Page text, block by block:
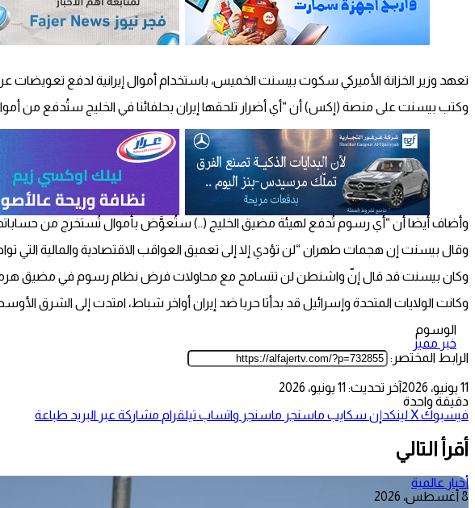
تعهد وزير الخزانة الأميركي سكوت بيسنت الخميس، باستخدام أموال إيرانية لدفع تعويضات
وكتب بيسنت على منصة (إكس) أن “أي أضرار تلحقها إيران بحلفائنا في الخليج ستُدفع من
وأضاف أيضا أن “أي رسوم تُدفع لهيئة مضيق الخليج (..) ستُعوَّض بأموال تُستخرج من
وقال بيسنت إن هجمات طهران “لن تؤدي إلا إلى تعميق العواقب الاقتصادية والمالية التي
وكان بيسنت قد قال إنّ واشنطن لن تتسامح مع محاولات فرض نظام رسوم في مضيق هرمز،
وكانت الولايات المتحدة وإسرائيل قد بدأتا حربا ضد إيران أواخر شباط، امتدت إلى الشرق
الوسوم
خبر مميز
الرابط المختصر:
11 يونيو، 2026
آخر تحديث: 11 يونيو، 2026
دقيقة واحدة
فيسبوك‫Xلينكدإن سكايب ماسنجر ماسنجر واتساب تيلقرام مشاركة عبر البريد طباعة
أقرأ التالي
أخبار عالمية
8 أغسطس، 2026